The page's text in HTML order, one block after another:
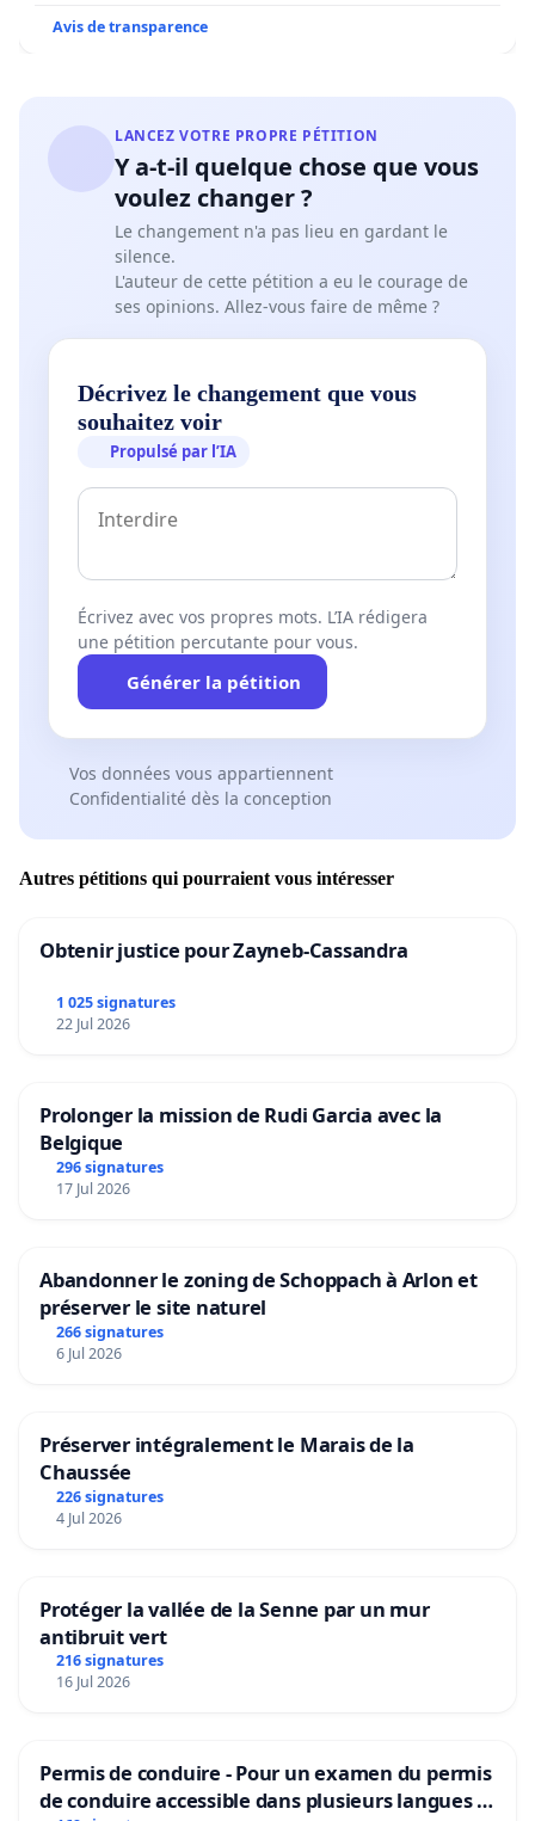
Avis de transparence
LANCEZ VOTRE PROPRE PÉTITION
Y a-t-il quelque chose que vous
voulez changer ?
Le changement n'a pas lieu en gardant le
silence.
L'auteur de cette pétition a eu le courage de
ses opinions. Allez-vous faire de même ?
Décrivez le changement que vous
souhaitez voir
Propulsé par l’IA
Écrivez avec vos propres mots. L’IA rédigera
une pétition percutante pour vous.
Générer la pétition
Vos données vous appartiennent
Confidentialité dès la conception
Autres pétitions qui pourraient vous intéresser
Obtenir justice pour Zayneb-Cassandra
1 025 signatures
22 Jul 2026
Prolonger la mission de Rudi Garcia avec la
Belgique
296 signatures
17 Jul 2026
Abandonner le zoning de Schoppach à Arlon et
préserver le site naturel
266 signatures
6 Jul 2026
Préserver intégralement le Marais de la
Chaussée
226 signatures
4 Jul 2026
Protéger la vallée de la Senne par un mur
antibruit vert
216 signatures
16 Jul 2026
Permis de conduire - Pour un examen du permis
de conduire accessible dans plusieurs langues à